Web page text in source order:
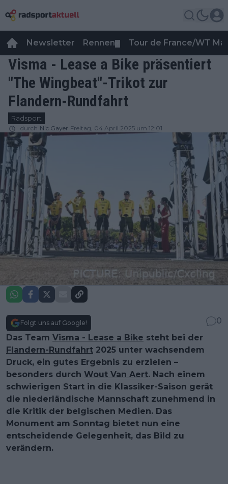
Newsletter Rennen Tour de France/WT
Visma - Lease a Bike präsentiert
"The Wingbeat"-Trikot zur
Flandern-Rundfahrt
Radsport
durch Nic Gayer Freitag, 04 April 2025 um 12:01
Folgt uns auf Google!
0
Das Team Visma - Lease a Bike steht bei der
Flandern-Rundfahrt 2025 unter wachsendem
Druck, ein gutes Ergebnis zu erzielen –
besonders durch Wout Van Aert. Nach einem
schwierigen Start in die Klassiker-Saison gerät
die niederländische Mannschaft zunehmend in
die Kritik der belgischen Medien. Das
Monument am Sonntag bietet nun eine
entscheidende Gelegenheit, das Bild zu
verändern.